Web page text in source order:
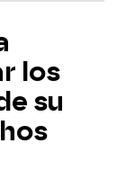
los
su